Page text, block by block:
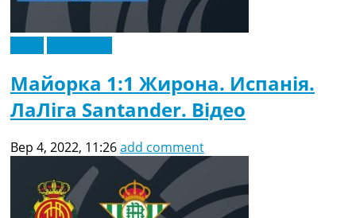
Майорка 1:1 Жирона. Испанія.
ЛаЛіга Santander. Відео
Вер 4, 2022, 11:26add comment